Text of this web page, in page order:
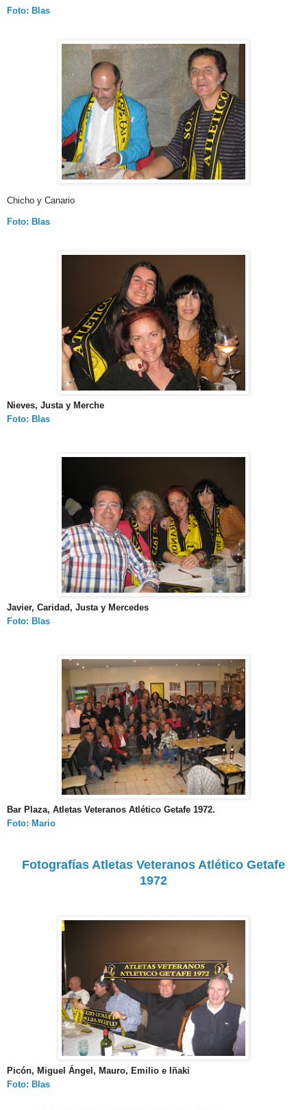
Foto: Blas
Chicho y Canario
Foto: Blas
Nieves, Justa y Merche
Foto: Blas
Javier, Caridad, Justa y Mercedes
Foto: Blas
Bar Plaza, Atletas Veteranos Atlético Getafe 1972.
Foto: Mario
Fotografías Atletas Veteranos Atlético Getafe
1972
Picón, Miguel Ángel, Mauro, Emilio e Iñaki
Foto: Blas